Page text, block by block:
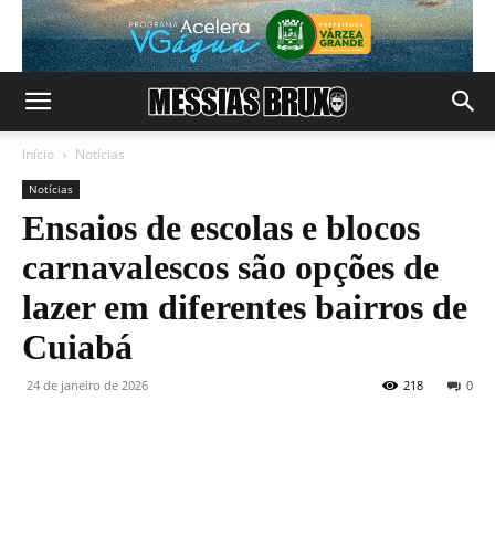
Início Notícias
Notícias
Ensaios de escolas e blocos
carnavalescos são opções de
lazer em diferentes bairros de
Cuiabá
24 de janeiro de 2026 0
218